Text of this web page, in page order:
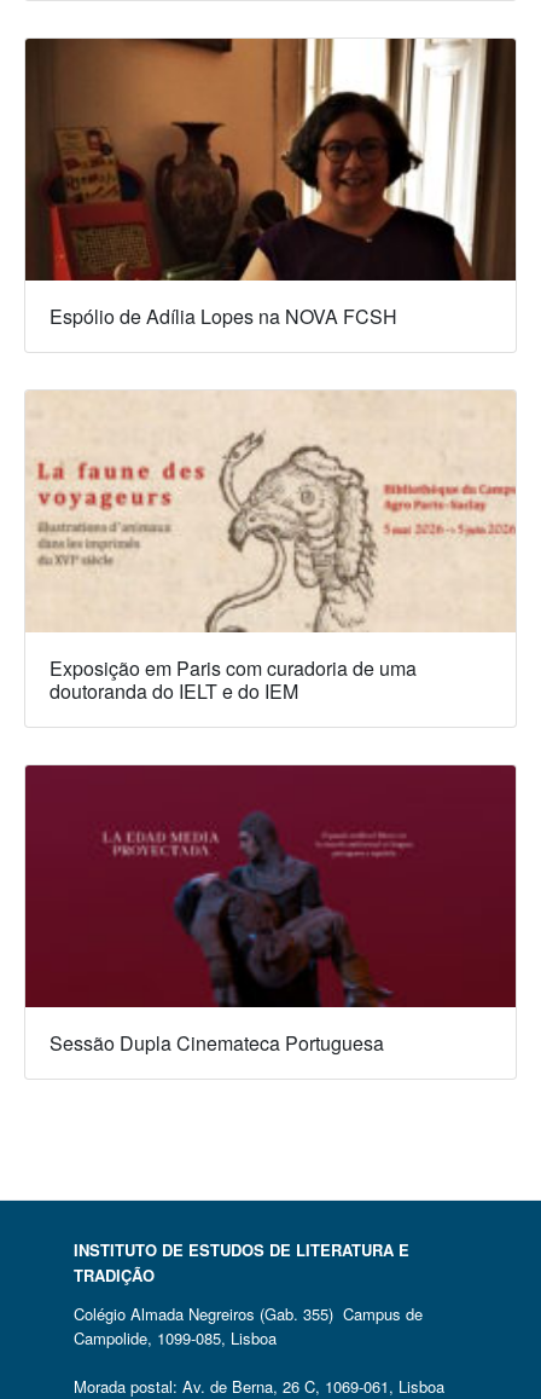
Espólio de Adília Lopes na NOVA FCSH
Exposição em Paris com curadoria de uma
doutoranda do IELT e do IEM
Sessão Dupla Cinemateca Portuguesa
INSTITUTO DE ESTUDOS DE LITERATURA E
TRADIÇÃO
Colégio Almada Negreiros (Gab. 355) Campus de
Campolide, 1099-085, Lisboa
Morada postal: Av. de Berna, 26 C, 1069-061, Lisboa